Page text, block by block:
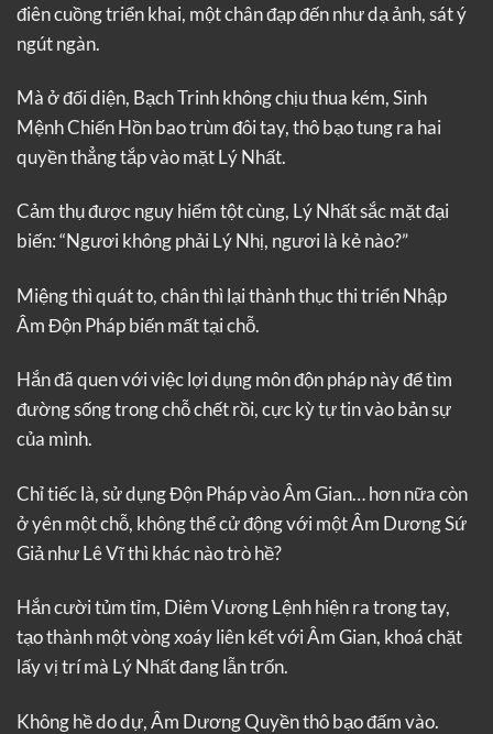
điên cuồng triển khai, một chân đạp đến như dạ ảnh, sát ý
ngút ngàn.
Mà ở đối diện, Bạch Trinh không chịu thua kém, Sinh
Mệnh Chiến Hồn bao trùm đôi tay, thô bạo tung ra hai
quyền thẳng tắp vào mặt Lý Nhất.
Cảm thụ được nguy hiểm tột cùng, Lý Nhất sắc mặt đại
biến: “Ngươi không phải Lý Nhị, ngươi là kẻ nào?”
Miệng thì quát to, chân thì lại thành thục thi triển Nhập
Âm Độn Pháp biến mất tại chỗ.
Hắn đã quen với việc lợi dụng môn độn pháp này để tìm
đường sống trong chỗ chết rồi, cực kỳ tự tin vào bản sự
của mình.
Chỉ tiếc là, sử dụng Độn Pháp vào Âm Gian… hơn nữa còn
ở yên một chỗ, không thể cử động với một Âm Dương Sứ
Giả như Lê Vĩ thì khác nào trò hề?
Hắn cười tủm tỉm, Diêm Vương Lệnh hiện ra trong tay,
tạo thành một vòng xoáy liên kết với Âm Gian, khoá chặt
lấy vị trí mà Lý Nhất đang lẫn trốn.
Không hề do dự, Âm Dương Quyền thô bạo đấm vào.